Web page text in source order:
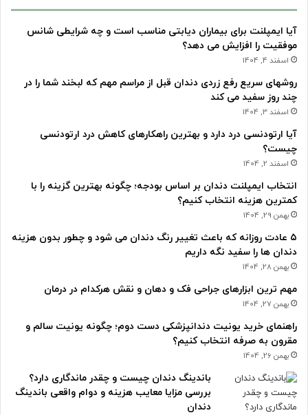
آیا ایمپلنت برای بیماران دیابتی مناسب است و چه شرایطی شانس
موفقیت را افزایش می دهد؟
اسفند 4, 1404
روشهای سریع رفع زردی دندان قبل از مراسم مهم که لبخند شما را در
چند روز سفید می کند
اسفند 3, 1404
آیا ارتودنسی درد دارد و بهترین راهکارهای کاهش درد ارتودنسی
چیست؟
اسفند 2, 1404
انتخاب ایمپلنت دندان بر اساس بودجه؛ چگونه بهترین گزینه را با
کمترین هزینه انتخاب کنیم؟
بهمن 29, 1404
۵ عادت روزانه که باعث تغییر رنگ دندان می شود و چطور بدون هزینه
دندان ها را سفید نگه داریم
بهمن 28, 1404
مهم ترین ابزارهای جراحی فک و دهان و نقش هرکدام در درمان
بهمن 27, 1404
راهنمای خرید یونیت دندانپزشکی دست دوم؛ چگونه یونیت سالم و
مقرون به صرفه انتخاب کنیم؟
بهمن 26, 1404
باندینگ دندان چیست و چقدر ماندگاری دارد؟
بررسی مزایا معایب هزینه و دوام واقعی باندینگ
دندان